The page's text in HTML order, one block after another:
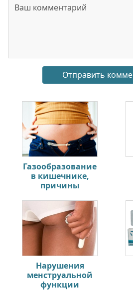
Газообразование
в кишечнике,
причины
Нарушения
менструальной
функции